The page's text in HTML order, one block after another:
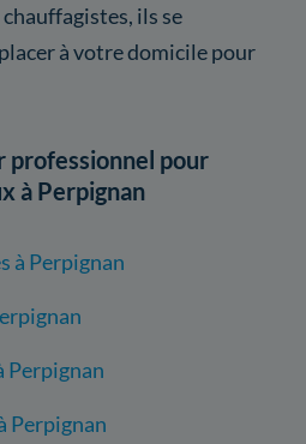
ils se
à votre domicile pour
professionnel pour
à Perpignan
à Perpignan
Perpignan
Perpignan